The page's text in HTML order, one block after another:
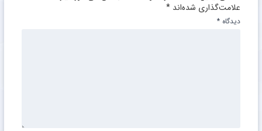
علامت‌گذاری شده‌اند *
دیدگاه *